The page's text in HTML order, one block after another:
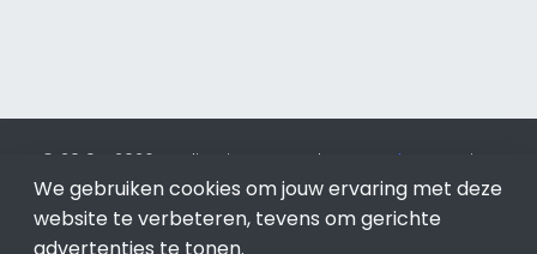
© 2019 - 2026 Realisatie en SEO door SEO-bureau
Lion
Internet. Betaal alleen voor bewezen resultaten?SEO
optimalisatie No Cure No Pay.Coevordenis onderdeel van
Lion Internet.
We gebruiken cookies om jouw ervaring met deze
website te verbeteren, tevens om gerichte